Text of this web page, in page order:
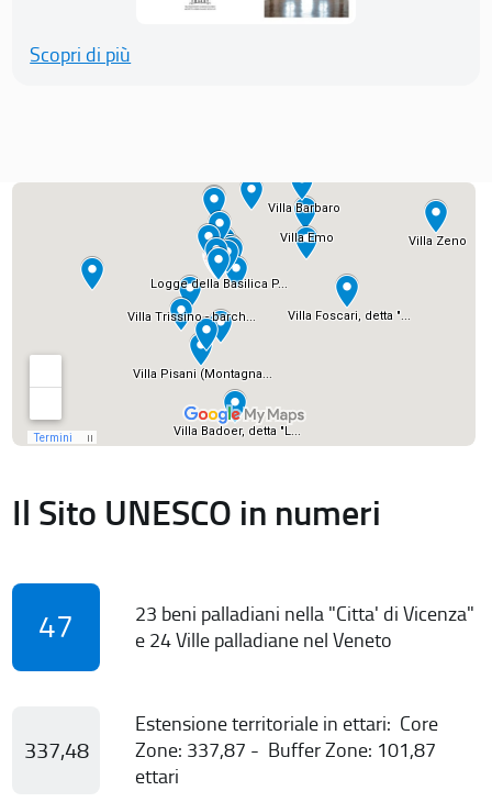
Scopri di più
Il Sito UNESCO in numeri
47
23 beni palladiani nella "Citta' di Vicenza"
e 24 Ville palladiane nel Veneto
337,48
Estensione territoriale in ettari: Core
Zone: 337,87 - Buffer Zone: 101,87
ettari